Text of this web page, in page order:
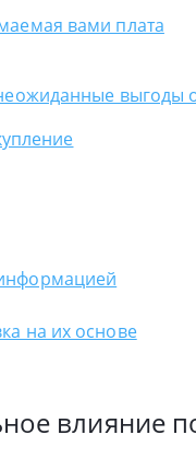
вами плата
выгоды
на их основе
влияние